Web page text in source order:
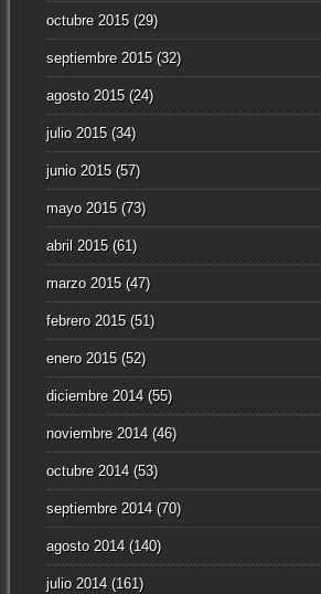
octubre 2015(29)
septiembre 2015(32)
agosto 2015(24)
julio 2015(34)
junio 2015(57)
mayo 2015(73)
abril 2015(61)
marzo 2015(47)
febrero 2015(51)
enero 2015(52)
diciembre 2014(55)
noviembre 2014(46)
octubre 2014(53)
septiembre 2014(70)
agosto 2014(140)
julio 2014(161)